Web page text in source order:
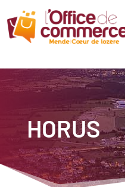
HORUS